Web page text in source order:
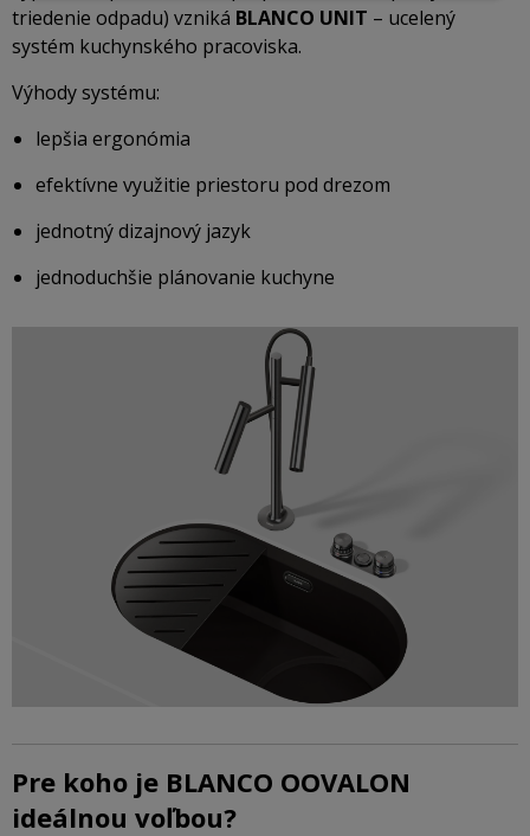
triedenie odpadu) vzniká BLANCO UNIT – ucelený
systém kuchynského pracoviska.
Výhody systému:
lepšia ergonómia
efektívne využitie priestoru pod drezom
jednotný dizajnový jazyk
jednoduchšie plánovanie kuchyne
Pre koho je BLANCO OOVALON
ideálnou voľbou?